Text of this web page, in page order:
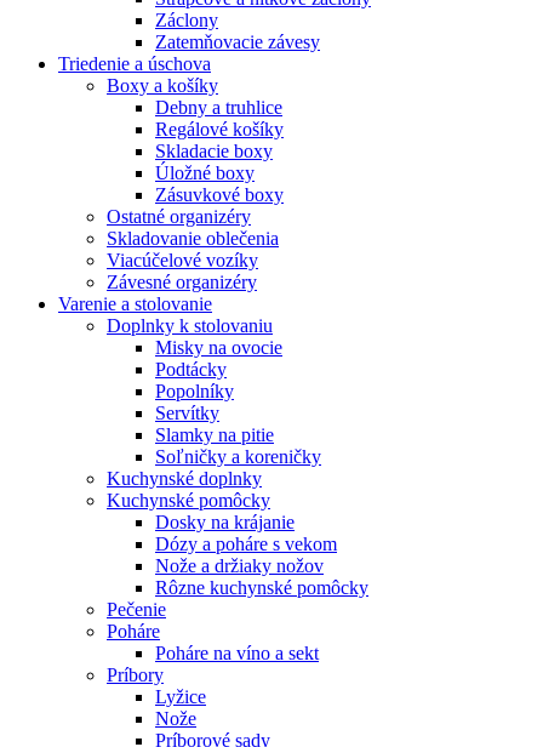
Záclony
Zatemňovacie závesy
Triedenie a úschova
Boxy a košíky
Debny a truhlice
Regálové košíky
Skladacie boxy
Úložné boxy
Zásuvkové boxy
Ostatné organizéry
Skladovanie oblečenia
Viacúčelové vozíky
Závesné organizéry
Varenie a stolovanie
Doplnky k stolovaniu
Misky na ovocie
Podtácky
Popolníky
Servítky
Slamky na pitie
Soľničky a koreničky
Kuchynské doplnky
Kuchynské pomôcky
Dosky na krájanie
Dózy a poháre s vekom
Nože a držiaky nožov
Rôzne kuchynské pomôcky
Pečenie
Poháre
Poháre na víno a sekt
Príbory
Lyžice
Nože
Príborové sady